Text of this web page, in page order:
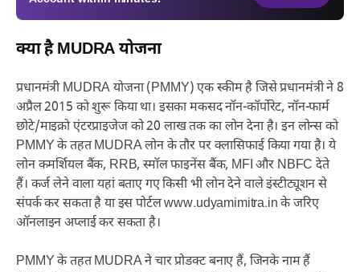
क्या है MUDRA योजना
प्रधानमंत्री MUDRA योजना (PMMY) एक स्कीम है जिसे प्रधानमंत्री ने 8
अप्रैल 2015 को शुरू किया था। इसका मकसद नॉन-कॉर्पोरेट, नॉन-फार्म
छोटे/माइक्रो एंटरप्राइजेज को 20 लाख तक का लोन देना है। इन लोन्स को
PMMY के तहत MUDRA लोन के तौर पर क्लासिफाई किया गया है। ये
लोन कमर्शियल बैंक, RRB, स्मॉल फाइनेंस बैंक, MFI और NBFC देते
हैं। कर्ज लेने वाला यहां बताए गए किसी भी लोन देने वाले इंस्टीट्यूशन से
संपर्क कर सकता है या इस पोर्टलwww.udyamimitra.inके जरिए
ऑनलाइन अप्लाई कर सकता है।
PMMY के तहत MUDRA ने चार प्रोडक्ट बनाए हैं, जिनके नाम हैं